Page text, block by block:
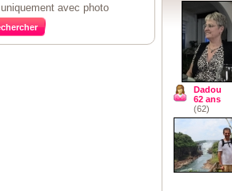
Dadou
62 ans
(62)
uniquement avec photo